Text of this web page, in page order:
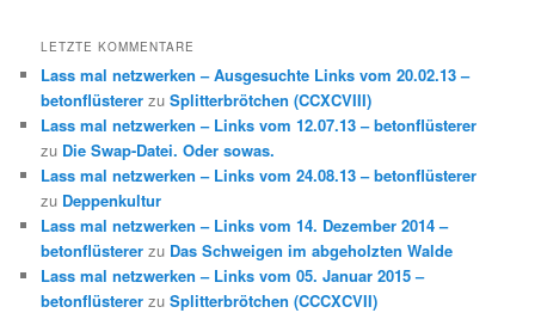
LETZTE KOMMENTARE
Lass mal netzwerken – Ausgesuchte Links vom 20.02.13 –
betonflüsterer zuSplitterbrötchen (CCXCVIII)
Lass mal netzwerken – Links vom 12.07.13 – betonflüsterer
zu Die Swap-Datei. Oder sowas.
Lass mal netzwerken – Links vom 24.08.13 – betonflüsterer
zu Deppenkultur
Lass mal netzwerken – Links vom 14. Dezember 2014 –
betonflüsterer zu Das Schweigen im abgeholzten Walde
Lass mal netzwerken – Links vom 05. Januar 2015 –
betonflüsterer zuSplitterbrötchen (CCCXCVII)